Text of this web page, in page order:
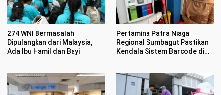
274 WNI Bermasalah
Dipulangkan dari Malaysia,
Ada Ibu Hamil dan Bayi
Pertamina Patra Niaga
Regional Sumbagut Pastikan
Kendala Sistem Barcode di